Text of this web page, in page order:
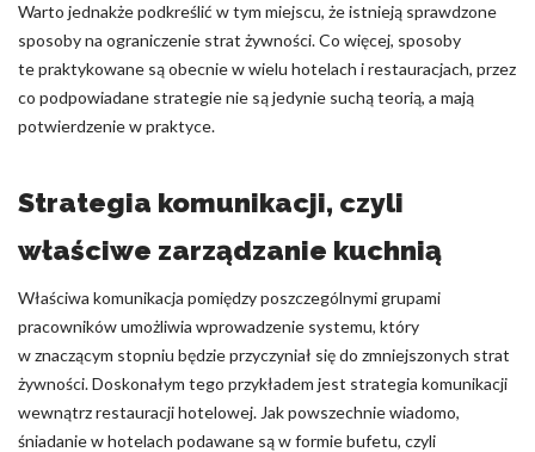
Warto jednakże podkreślić w tym miejscu, że istnieją sprawdzone
sposoby na ograniczenie strat żywności. Co więcej, sposoby
te praktykowane są obecnie w wielu hotelach i restauracjach, przez
co podpowiadane strategie nie są jedynie suchą teorią, a mają
potwierdzenie w praktyce.
Strategia komunikacji, czyli
właściwe zarządzanie kuchnią
Właściwa komunikacja pomiędzy poszczególnymi grupami
pracowników umożliwia wprowadzenie systemu, który
w znaczącym stopniu będzie przyczyniał się do zmniejszonych strat
żywności. Doskonałym tego przykładem jest strategia komunikacji
wewnątrz restauracji hotelowej. Jak powszechnie wiadomo,
śniadanie w hotelach podawane są w formie bufetu, czyli